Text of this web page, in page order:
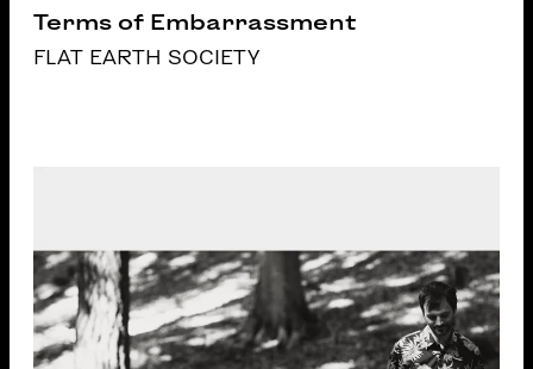
Terms of Embarrassment
FLAT EARTH SOCIETY